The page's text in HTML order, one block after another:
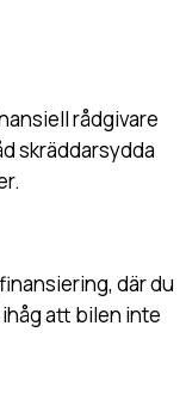
rådgivare
skräddarsydda
där du
att bilen inte